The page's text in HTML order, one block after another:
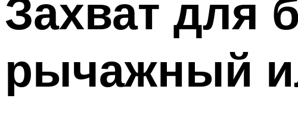
Захват для
рычажный